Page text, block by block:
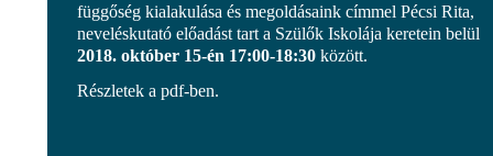
függőség kialakulása és megoldásaink címmel Pécsi Rita,
neveléskutató előadást tart a Szülők Iskolája keretein belül
2018. október 15-én 17:00-18:30 között.
Részletek a pdf-ben.